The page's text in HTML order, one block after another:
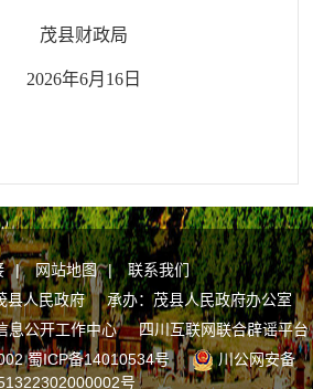
茂县财政局
2026年6月16日
| 网站地图 |
联系我们
县人民政府 承办：茂县人民政府办公室
信息公开工作中心四川互联网联合辟谣平台
蜀ICP备14010534号
川公网安备
号